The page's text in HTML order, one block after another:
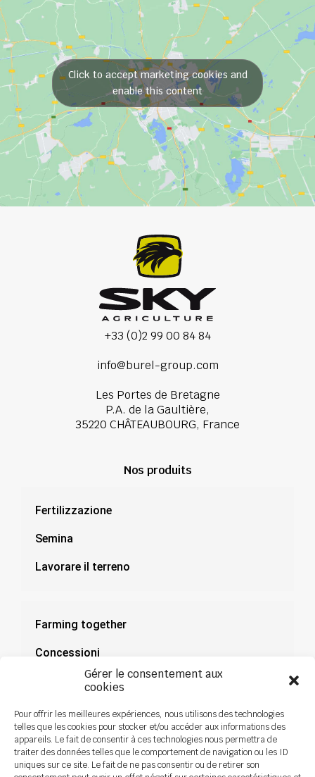
Gérer le consentement aux
cookies
Pour offrir les meilleures expériences, nous utilisons des technologies
telles que les cookies pour stocker et/ou accéder aux informations des
appareils. Le fait de consentir à ces technologies nous permettra de
traiter des données telles que le comportement de navigation ou les ID
uniques sur ce site. Le fait de ne pas consentir ou de retirer son
Click to accept marketing cookies and
enable this content
+33 (0)2 99 00 84 84
info@burel-group.com
Les Portes de Bretagne
P.A. de la Gaultière,
35220 CHÂTEAUBOURG, France
Nos produits
Fertilizzazione
Semina
Lavorare il terreno
Farming together
Concessioni
Documentazione
Notizie